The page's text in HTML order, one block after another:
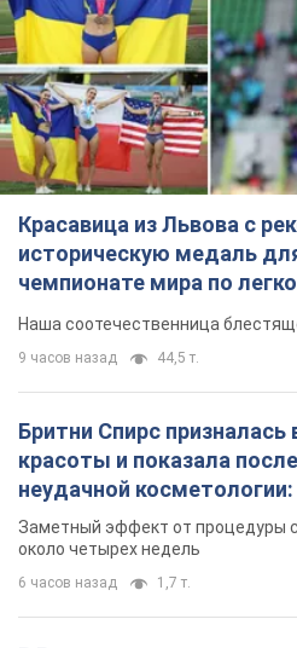
Красавица из Львова с
историческую медаль
чемпионате мира по
Видео
Наша соотечественница
9 часов назад 44,5 т.
Бритни Спирс призналась
красоты и показала
неудачной
так почти месяц
Заметный эффект от процедуры
около четырех недель
6 часов назад 1,7 т.